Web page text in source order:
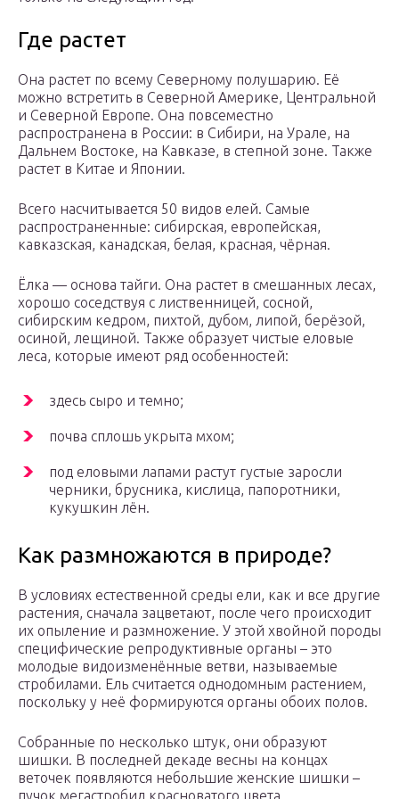
Где растет
Она растет по всему Северному полушарию. Её
можно встретить в Северной Америке, Центральной
и Северной Европе. Она повсеместно
распространена в России: в Сибири, на Урале, на
Дальнем Востоке, на Кавказе, в степной зоне. Также
растет в Китае и Японии.
Всего насчитывается 50 видов елей. Самые
распространенные: сибирская, европейская,
кавказская, канадская, белая, красная, чёрная.
Ёлка — основа тайги. Она растет в смешанных лесах,
хорошо соседствуя с лиственницей, сосной,
сибирским кедром, пихтой, дубом, липой, берёзой,
осиной, лещиной. Также образует чистые еловые
леса, которые имеют ряд особенностей:
здесь сыро и темно;
почва сплошь укрыта мхом;
под еловыми лапами растут густые заросли
черники, брусника, кислица, папоротники,
кукушкин лён.
Как размножаются в природе?
В условиях естественной среды ели, как и все другие
растения, сначала зацветают, после чего происходит
их опыление и размножение. У этой хвойной породы
специфические репродуктивные органы – это
молодые видоизменённые ветви, называемые
стробилами. Ель считается однодомным растением,
поскольку у неё формируются органы обоих полов.
Собранные по несколько штук, они образуют
шишки. В последней декаде весны на концах
веточек появляются небольшие женские шишки –
пучок мегастробил красноватого цвета,